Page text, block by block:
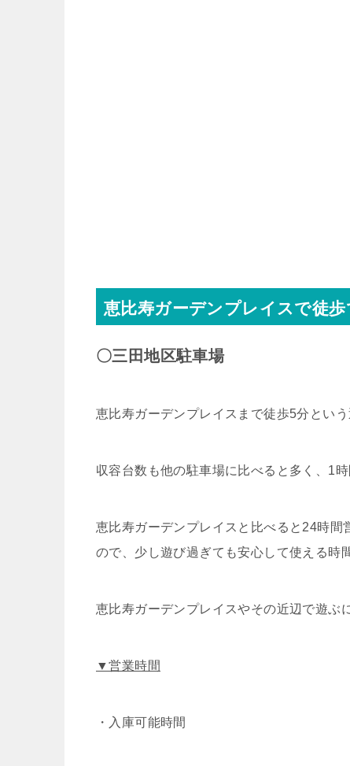
恵比寿ガーデンプレイスで徒
〇三田地区駐車場
恵比寿ガーデンプレイスまで徒歩5分という
収容台数も他の駐車場に比べると多く、1
恵比寿ガーデンプレイスと比べると24時
ので、少し遊び過ぎても安心して使える時
恵比寿ガーデンプレイスやその近辺で遊ぶ
▼営業時間
・入庫可能時間